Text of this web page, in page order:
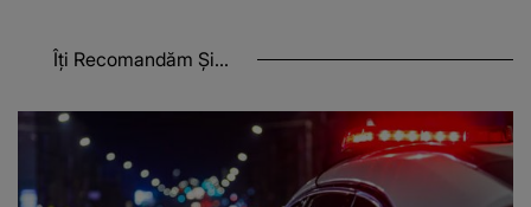
Îți Recomandăm Și...